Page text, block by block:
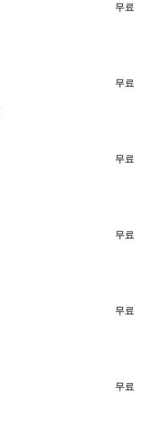
무료
무료
무료
무료
무료
무료